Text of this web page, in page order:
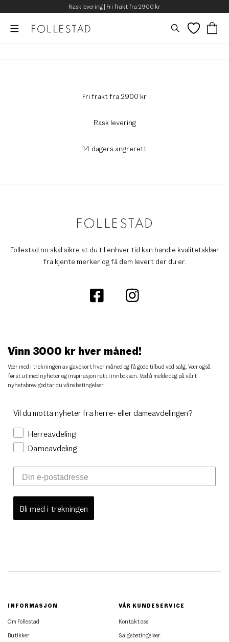
Rask levering | Fri frakt fra 2900 kr
Fri frakt fra 2900 kr
Rask levering
14 dagers angrerett
Follestad.no skal sikre at du til enhver tid kan handle kvalitetsklær
fra kjente merker og få dem levert der du er.
Vinn 3000 kr hver måned!
Vær med i trekningen av gavekort hver måned og få gode tilbud ved salg. Vær også
først ut med nyheter og inspirasjon rett i innboksen. Ved å melde deg på vårt
nyhetsbrev godtar du våre betingelser.
Vil du motta nyheter fra herre- eller dameavdelingen?
Herreavdeling
Dameavdeling
Bli med i trekningen
INFORMASJON
Om Follestad
Butikker
VÅR KUNDESERVICE
Kontakt oss
Salgsbetingelser